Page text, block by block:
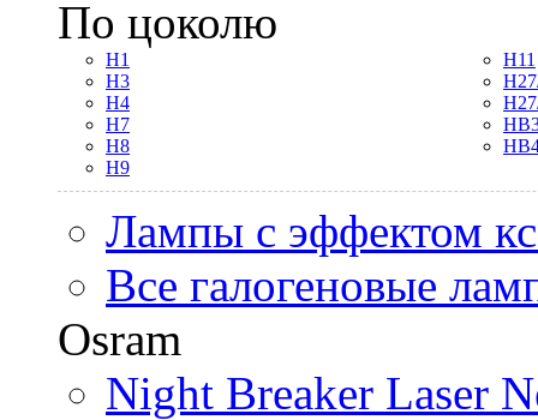
По цоколю
H1
H3
H4
H7
H8
H9
H11
Лампы с эффектом
Все галогеновые
Osram
Night Breaker Laser